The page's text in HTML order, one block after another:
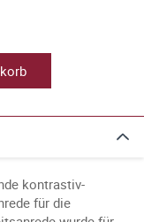
kontrastiv-
für die